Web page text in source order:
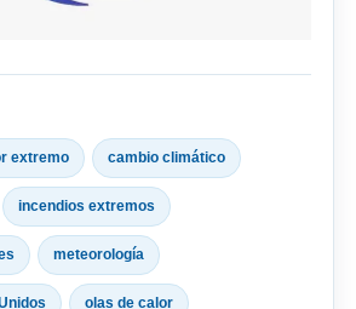
extremo cambio climático
incendios extremos
meteorología
olas de calor